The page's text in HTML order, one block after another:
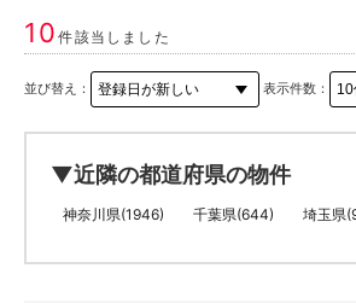
10件該当しました
並び替え： 表示件数：
▼近隣の都道府県の物件
神奈川県(1946) 千葉県(644) 埼玉県